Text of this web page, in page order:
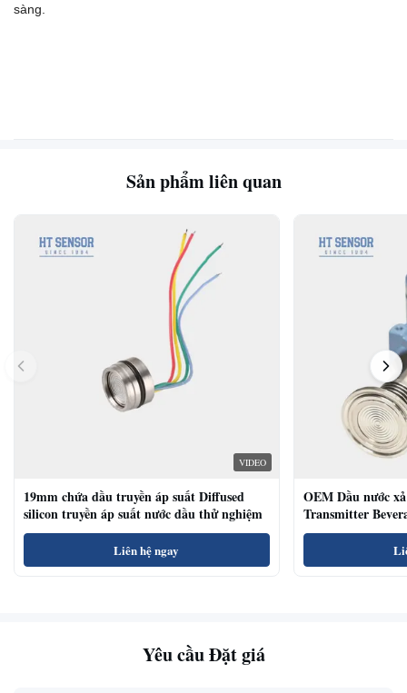
sàng.
Sản phẩm liên quan
VIDEO
19mm chứa dầu truyền áp suất Diffused
silicon truyền áp suất nước dầu thử nghiệm
Liên hệ ngay
OEM Dầu nước
Transmitter
Sensor
Yêu cầu Đặt giá